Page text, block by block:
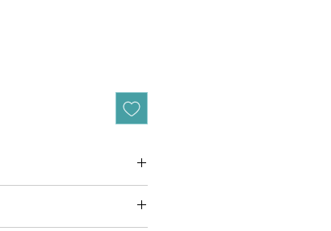
(0,5m) daher bitte Anzahl 5